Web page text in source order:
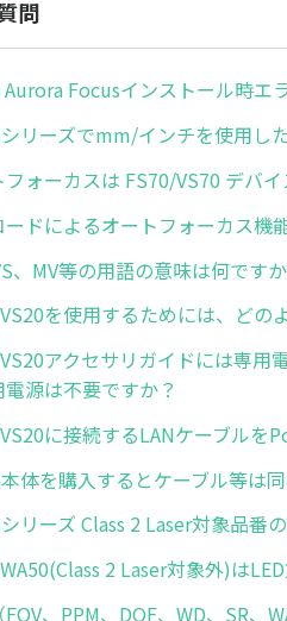
問
Focusインストール時エ
リーズでmm/インチを使用し
フォーカスは FS70/VS70 デバ
ードによるオートフォーカス機
、MV等の用語の意味は何です
を使用するためには、どの
アクセサリガイドには専用
源は不要ですか？
に接続するLANケーブルを
体を購入するとケーブル等は
リーズ Class 2 Laser対象品番
2 Laser対象外)は
、PPM、DOF、WD、SR、